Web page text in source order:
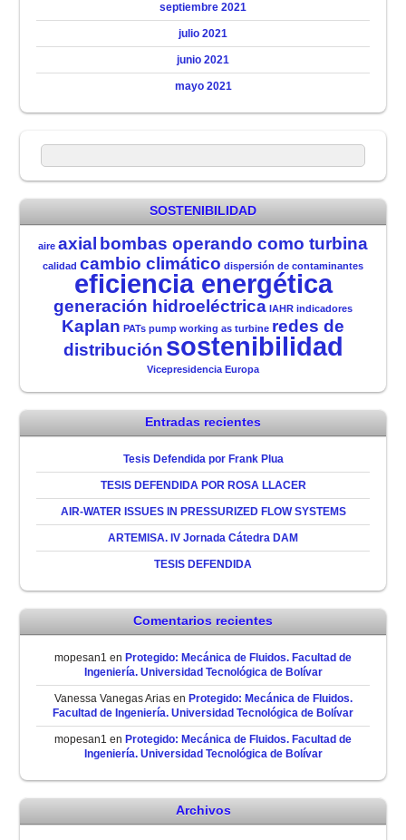
septiembre 2021
julio 2021
junio 2021
mayo 2021
SOSTENIBILIDAD
aire axial bombas operando como turbina
calidad cambio climático dispersión de contaminantes
eficiencia energética
generación hidroeléctrica IAHR indicadores
Kaplan PATs pump working as turbine redes de
distribución sostenibilidad
Vicepresidencia Europa
Entradas recientes
Tesis Defendida por Frank Plua
TESIS DEFENDIDA POR ROSA LLACER
AIR-WATER ISSUES IN PRESSURIZED FLOW SYSTEMS
ARTEMISA. IV Jornada Cátedra DAM
TESIS DEFENDIDA
Comentarios recientes
mopesan1 en Protegido: Mecánica de Fluidos. Facultad de
Ingeniería. Universidad Tecnológica de Bolívar
Vanessa Vanegas Ariasen Protegido: Mecánica de Fluidos.
Facultad de Ingeniería. Universidad Tecnológica de Bolívar
mopesan1 en Protegido: Mecánica de Fluidos. Facultad de
Ingeniería. Universidad Tecnológica de Bolívar
Archivos